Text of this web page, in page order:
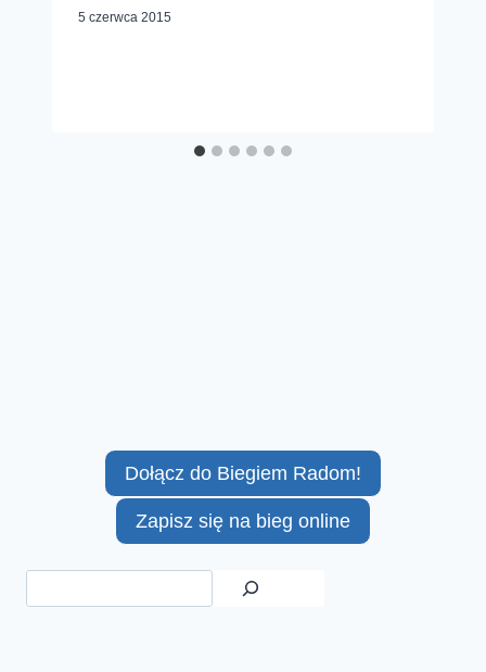
5 czerwca 2015
Dołącz do Biegiem Radom!
Zapisz się na bieg online
Szukaj